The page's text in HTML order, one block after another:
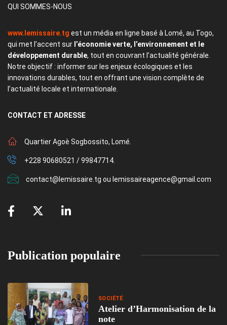
QUI SOMMES-NOUS
www.lemissaire.tg est un média en ligne basé à Lomé, au Togo,
qui met l’accent sur l’économie verte, l’environnement et le
développement durable, tout en couvrant l’actualité générale.
Notre objectif : informer sur les enjeux écologiques et les
innovations durables, tout en offrant une vision complète de
l’actualité locale et internationale.
CONTACT ET ADRESSE
Quartier Agoè Sogbossito, Lomé.
+228 90680521 / 99847714.
contact@lemissaire.tg ou lemissaireagence@gmail.com
Publication populaire
SOCIÉTÉ
Atelier d’Harmonisation de la
note